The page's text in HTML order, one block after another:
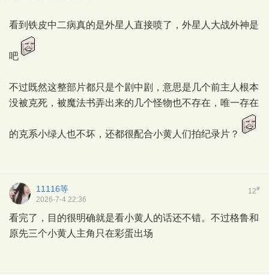
看到铁皮中二病真的是外星人直接喷了，外星人大战外神是
吧
不过既然这整部片都只是个剧中剧，意思是几个前主人根本
没被克死，被魔法书弄出来的几个怪物也不存在，唯一存在
的克系小绿人也不坏，还都很配合小黄人们拍纪录片？
12#
11116等
2026-7-4 22:36
看完了，目的很明确就是看小黄人的话还不错。不过格鲁和
原先三个小黄人主角只在彩蛋出场